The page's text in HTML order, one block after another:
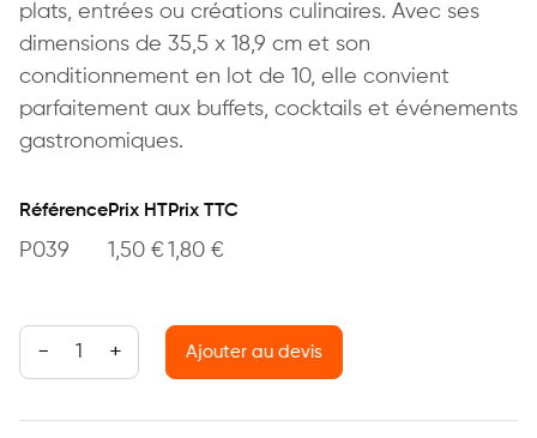
plats, entrées ou créations culinaires. Avec ses
dimensions de 35,5 x 18,9 cm et son
conditionnement en lot de 10, elle convient
parfaitement aux buffets, cocktails et événements
gastronomiques.
Référence
P039
Prix HT
1,50 €
Prix TTC
1,80 €
quantité de Assiette rectangulaire Corail
Ajouter au devis